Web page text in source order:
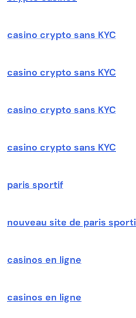
casino crypto sans KYC
casino crypto sans KYC
casino crypto sans KYC
casino crypto sans KYC
paris sportif
nouveau site de paris
casinos en ligne
casinos en ligne